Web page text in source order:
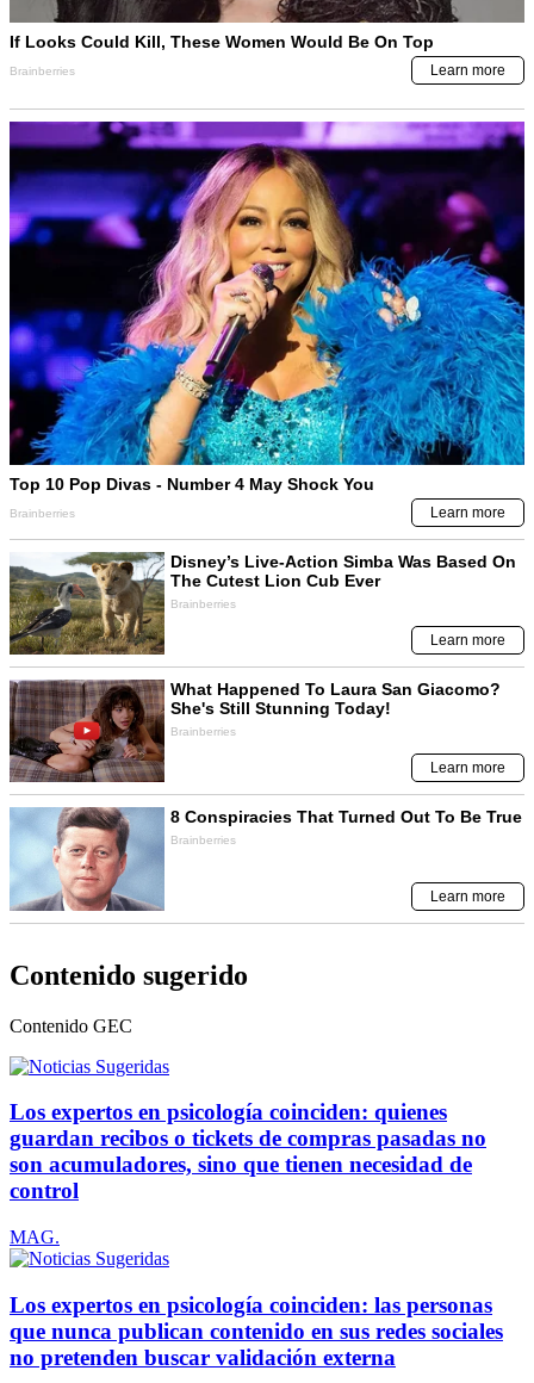
Contenido sugerido
Contenido GEC
Los expertos en psicología coinciden: quienes
guardan recibos o tickets de compras pasadas no
son acumuladores, sino que tienen necesidad de
control
MAG.
Los expertos en psicología coinciden: las personas
que nunca publican contenido en sus redes sociales
no pretenden buscar validación externa